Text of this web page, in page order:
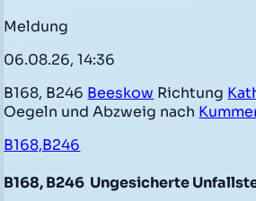
Meldung
06.08.26, 14:36
B168, B246 Beeskow Richtung
Oegeln und Abzweig nach
B168,B246
B168, B246 Ungesicherte